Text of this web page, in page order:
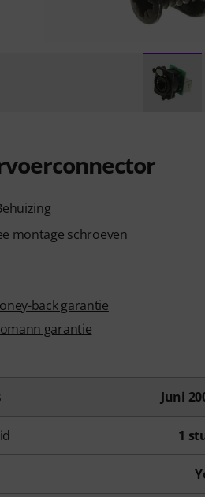
montage schroeven
back garantie
garantie
Juni
1